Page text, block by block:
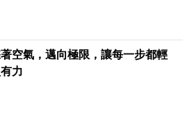
空氣，邁向極限，讓每一步都輕
力